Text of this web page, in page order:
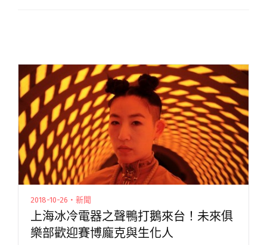
2018-10-26・新聞
上海冰冷電器之聲鴨打鵝來台！未來俱
樂部歡迎賽博龐克與生化人